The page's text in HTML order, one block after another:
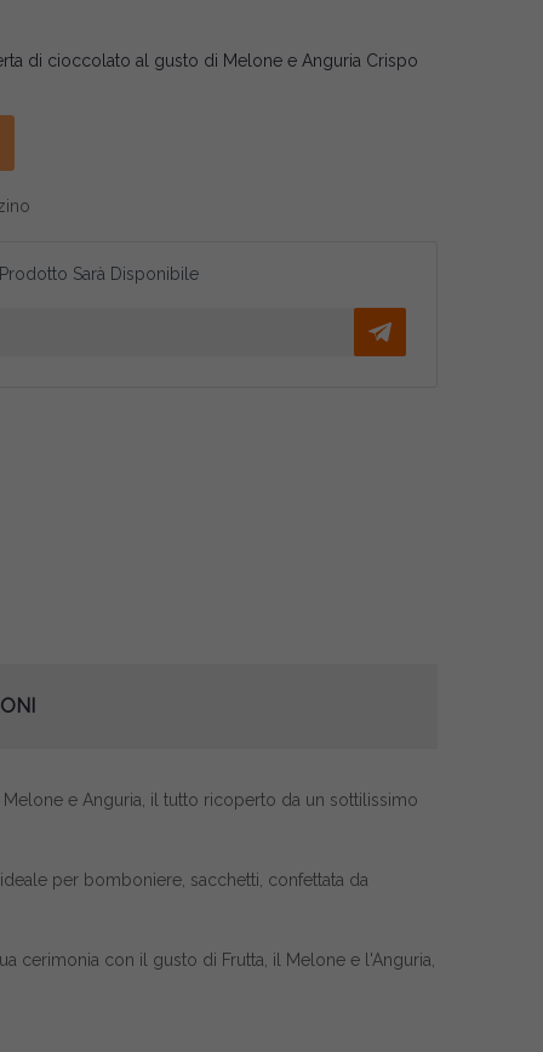
di cioccolato al gusto di Melone e Anguria Crispo
Sarà Disponibile
e Anguria, il tutto ricoperto da un sottilissimo
per bomboniere, sacchetti, confettata da
cerimonia con il gusto di Frutta, il Melone e l'Anguria,